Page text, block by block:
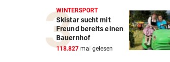
WINTERSPORT
Skistar sucht mit
Freund bereits einen
Bauernhof
118.827 mal gelesen